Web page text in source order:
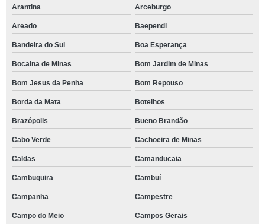
Arantina Arceburgo
Areado Baependi
Bandeira do Sul Boa Esperança
Bocaina de Minas Bom Jardim de Minas
Bom Jesus da Penha Bom Repouso
Borda da Mata Botelhos
Brazópolis Bueno Brandão
Cabo Verde Cachoeira de Minas
Caldas Camanducaia
Cambuquira Cambuí
Campanha Campestre
Campo do Meio Campos Gerais